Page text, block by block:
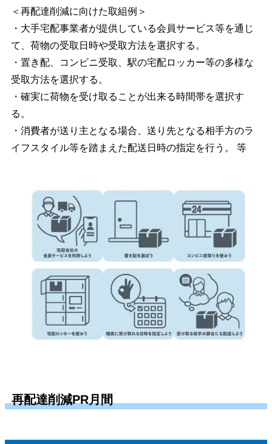
＜再配達削減に向けた取組例＞
・大手宅配事業者が提供している会員サービス等を通じ
て、荷物の受取日時や受取方法を選択する。
・置き配、コンビニ受取、駅の宅配ロッカー等の多様な
受取方法を選択する。
・確実に荷物を受け取ることが出来る時間帯を選択す
る。
・消費者が送り主となる場合、送り先となる相手方のラ
イフスタイル等を踏まえた配送日時の指定を行う。 等
再配達削減PR月間